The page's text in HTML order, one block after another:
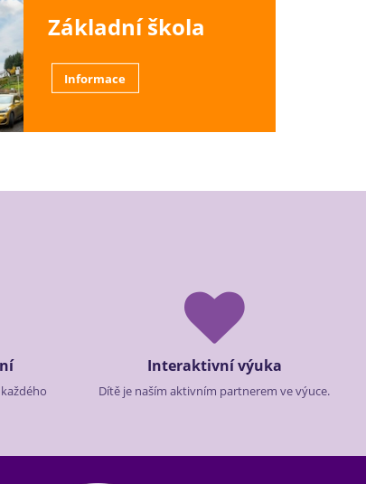
Základní škola
Informace
Interaktivní výuka
Dítě je naším aktivním partnerem ve výuce.